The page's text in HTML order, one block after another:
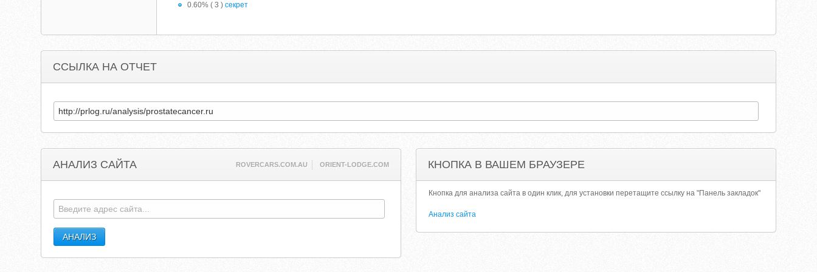
0.60% ( 3 )секрет
ССЫЛКА НА ОТЧЕТ
АНАЛИЗ САЙТА ROVERCARS.COM.AU ORIENT-LODGE.COM КНОПКА В ВАШЕМ БРАУЗЕРЕ
Кнопка для анализа сайта в один клик, для установки перетащите ссылку на "Панель закладок"
Анализ сайта